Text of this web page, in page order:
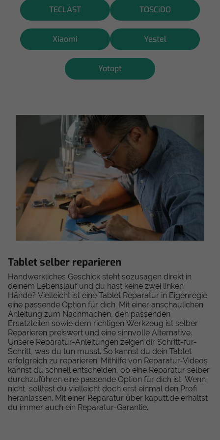
TECLAST TOSCiDO
Xiaomi Yestel
Yotopt
Tablet selber reparieren
Handwerkliches Geschick steht sozusagen direkt in
deinem Lebenslauf und du hast keine zwei linken
Hände? Vielleicht ist eine Tablet Reparatur in Eigenregie
eine passende Option für dich. Mit einer anschaulichen
Anleitung zum Nachmachen, den passenden
Ersatzteilen sowie dem richtigen Werkzeug ist selber
Reparieren preiswert und eine sinnvolle Alternative.
Unsere Reparatur-Anleitungen zeigen dir Schritt-für-
Schritt, was du tun musst. So kannst du dein Tablet
erfolgreich zu reparieren. Mithilfe von Reparatur-Videos
kannst du schnell entscheiden, ob eine Reparatur selber
durchzuführen eine passende Option für dich ist. Wenn
nicht, solltest du vielleicht doch erst einmal den Profi
heranlassen. Mit einer Reparatur über kaputt.de erhältst
du immer auch ein Reparatur-Garantie.